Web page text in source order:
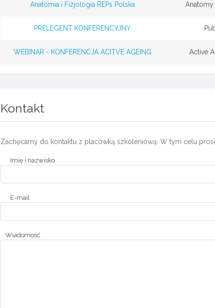
Anatomia i Fizjologia REPs Polska Anatomy
PRELEGENT KONFERENCYJNY
WEBINAR - KONFERENCJA ACITVE AGEING Active
Kontakt
Zachęcamy do kontaktu z placówką szkoleniową. W tym celu
Imię i nazwisko
E-mail
Wiadomość